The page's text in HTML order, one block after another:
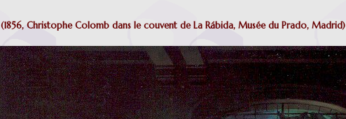
(1856, Christophe Colomb dans le couvent de La Rábida, Musée du Prado, Madrid)